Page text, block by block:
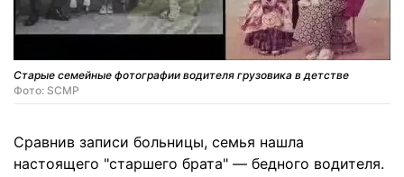
Старые семейные фотографии водителя грузовика в детстве
Фото: SCMP
Сравнив записи больницы, семья нашла
настоящего "старшего брата" — бедного водителя.